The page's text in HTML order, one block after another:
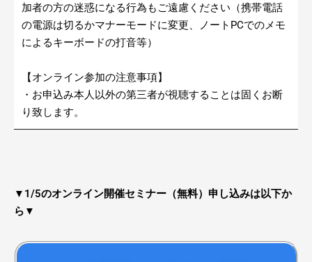
加者の方の迷惑になる行為もご遠慮ください（携帯電話
の電源は切るかマナーモードに変更、ノートPCでのメモ
によるキーボードの打音等）
【オンライン参加の注意事項】
・お申込み本人以外の第三者が視聴することは固くお断
り致します。
▼1/5のオンライン開催セミナー（無料）申し込みは以下か
ら▼